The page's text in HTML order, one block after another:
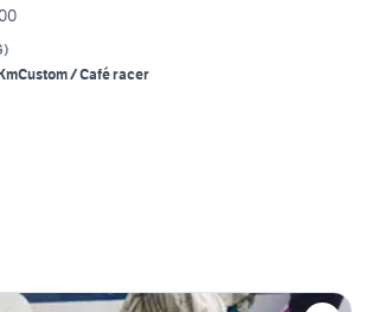
)
Custom / Café racer